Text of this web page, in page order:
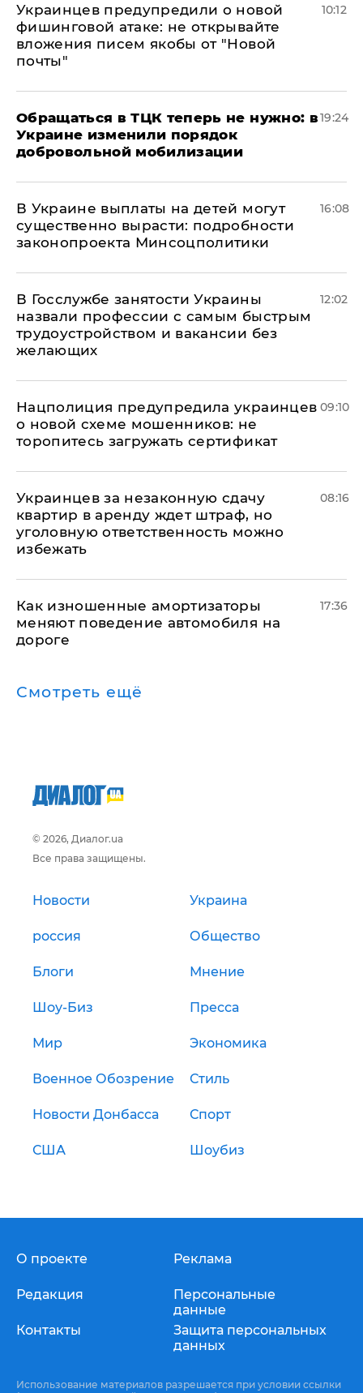
Украинцев предупредили о новой
фишинговой атаке: не открывайте
вложения писем якобы от "Новой
почты"
10:12
Обращаться в ТЦК теперь не нужно: в
Украине изменили порядок
добровольной мобилизации
19:24
В Украине выплаты на детей могут
существенно вырасти: подробности
законопроекта Минсоцполитики
16:08
В Госслужбе занятости Украины
назвали профессии с самым быстрым
трудоустройством и вакансии без
желающих
12:02
Нацполиция предупредила украинцев
о новой схеме мошенников: не
торопитесь загружать сертификат
09:10
Украинцев за незаконную сдачу
квартир в аренду ждет штраф, но
уголовную ответственность можно
избежать
08:16
Как изношенные амортизаторы
меняют поведение автомобиля на
дороге
17:36
Смотреть ещё
© 2026, Диалог.ua
Все права защищены.
Новости Украина
россия Общество
Блоги Мнение
Шоу-Биз Пресса
Мир Экономика
Военное Обозрение Стиль
Новости Донбасса Спорт
США Шоубиз
О проекте
Редакция
Контакты
Реклама
Персональные
данные
Защита персональных
данных
Использование материалов разрешается при условии ссылки